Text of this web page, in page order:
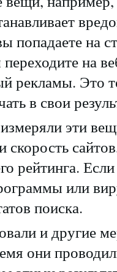
на
на
рекламы. Это
в свои
эти
скорость
рейтинга.
или
поиска.
и другие
они